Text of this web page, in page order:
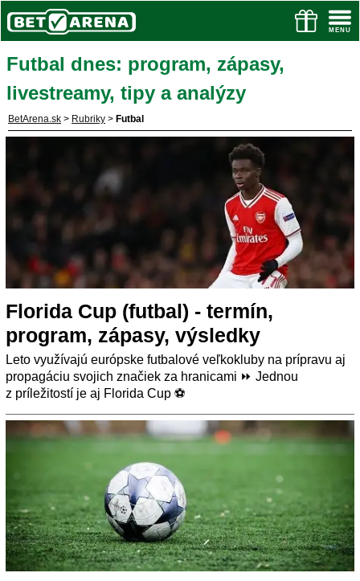
Futbal dnes: program, zápasy,
livestreamy, tipy a analýzy
BetArena.sk > Rubriky > Futbal
Florida Cup (futbal) - termín,
program, zápasy, výsledky
Leto využívajú európske futbalové veľkokluby na prípravu aj
propagáciu svojich značiek za hranicami ⏩ Jednou
z príležitostí je aj Florida Cup ⚽